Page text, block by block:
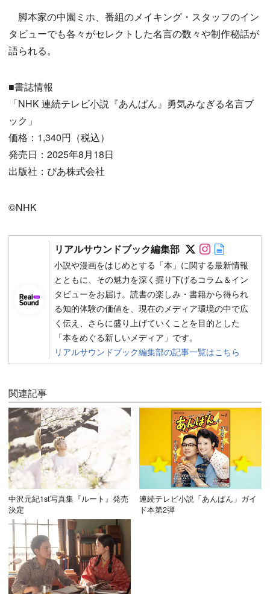
脚本家の中園ミホ、番組のメイキング・スタッフのイン
タビューでも各々がセレクトした名言の数々や制作秘話が
語られる。
■書誌情報
「NHK 連続テレビ小説『あんぱん』勇気みなぎる名言ブ
ック」
価格：1,340円（税込）
発売日：2025年8月18日
出版社：ぴあ株式会社
©NHK
リアルサウンドブック編集部 Follow on
Follow on
小説や漫画をはじめとする「本」に関する最新情報
とともに、その魅力を深く掘り下げるコラム＆イン
タビューをお届け。読書の楽しみ・書籍から得られ
る知的体験の価値を、現在のメディア環境の中で広
く伝え、さらに盛り上げていくことを目的とした
「本をめぐる新しいメディア」です。
リアルサウンドブック編集部の記事一覧はこちら
関連記事
中沢元紀1st写真集『ルート』発売
決定
連続テレビ小説「あんぱん」ガイ
ド本第2弾